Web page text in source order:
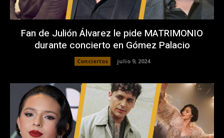
Fan de Julión Álvarez le pide MATRIMONIO
durante concierto en Gómez Palacio
Conciertos julio 9, 2024